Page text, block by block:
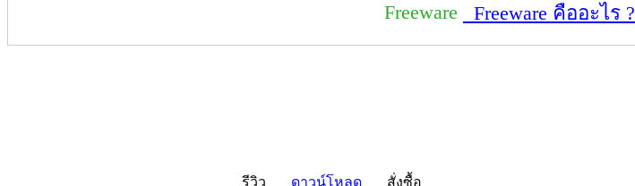
Freeware Freeware คืออะไร ?
รีวิว ดาวน์โหลด สั่งซื้อ